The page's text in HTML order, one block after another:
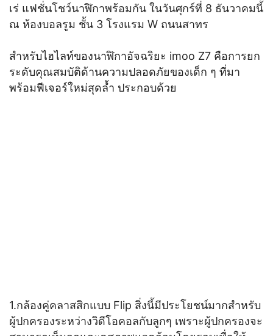
เร่ แฟชั่นโชว์นาฬิกาพร้อมกัน ในวันศุกร์ที่ 8 ธันวาคมนี้
ณ ห้องบอลรูม ชั้น 3 โรงแรม W ถนนสาทร
สำหรับไฮไลท์ของนาฬิกาอัจฉริยะ imoo Z7 คือการยก
ระดับคุณสมบัติด้านความปลอดภัยของเด็ก ๆ ที่มา
พร้อมฟีเจอร์ใหม่สุดล้ำ ประกอบด้วย
1.กล้องคู่คลาสสิกแบบ Flip สิ่งนี้มีประโยชน์มากสำหรับ
ผู้ปกครองระหว่างวิดีโอคอลกับลูกๆ เพราะผู้ปกครองจะ